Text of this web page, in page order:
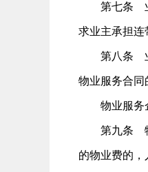
第七条 业
求业主承担连
第八条 业
物业服务合同
物业服务企
第九条 物
的物业费的，